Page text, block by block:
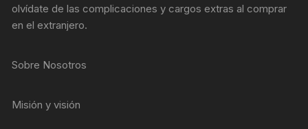
olvídate de las complicaciones y cargos extras al comprar
en el extranjero.
Sobre Nosotros
Misión y visión